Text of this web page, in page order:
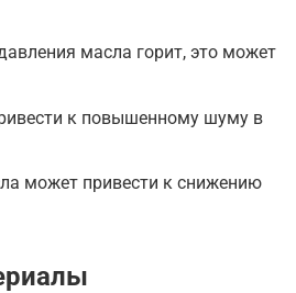
масла горит, это может
к повышенному шуму в
может привести к снижению